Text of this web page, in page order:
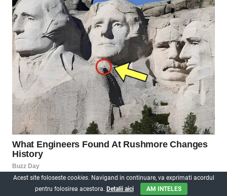
Acest site foloseste cookies. Navigand in continuare, va exprimati acordul
pentru folosirea acestora. Detalii aici AM INTELES